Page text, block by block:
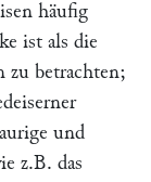
häufig
ist als die
zu betrachten;
und
z.B. das